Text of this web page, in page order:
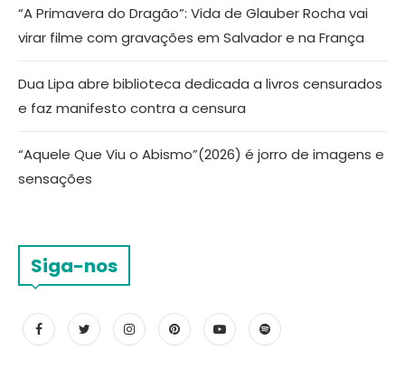
“A Primavera do Dragão”: Vida de Glauber Rocha vai
virar filme com gravações em Salvador e na França
Dua Lipa abre biblioteca dedicada a livros censurados
e faz manifesto contra a censura
“Aquele Que Viu o Abismo”(2026) é jorro de imagens e
sensações
Siga-nos